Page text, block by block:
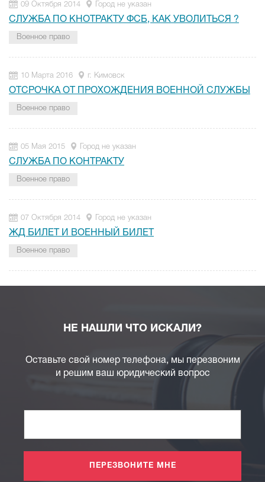
09 Октября 2014 Город не указан
СЛУЖБА ПО КНОТРАКТУ ФСБ, КАК УВОЛИТЬСЯ ?
Военное право
10 Марта 2016 г. Кимовск
ОТСРОЧКА ОТ ПРОХОЖДЕНИЯ ВОЕННОЙ СЛУЖБЫ
Военное право
05 Мая 2015 Город не указан
СЛУЖБА ПО КОНТРАКТУ
Военное право
07 Октября 2014 Город не указан
ЖД БИЛЕТ И ВОЕННЫЙ БИЛЕТ
Военное право
НЕ НАШЛИ ЧТО ИСКАЛИ?
Оставьте свой номер телефона, мы перезвоним
и решим ваш юридический вопрос
ПЕРЕЗВОНИТЕ МНЕ